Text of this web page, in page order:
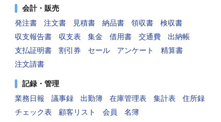
会計・販売
発注書
注文書 見積書 納品書 領収書
検収書
収支報告書
収支表 集金 借用書 交通費
出納帳
支払証明書
割引券 セール アンケート
精算書
注文請書
記録・管理
業務日報
議事録 出勤簿 在庫管理表 集計表
住所録
チェック表
顧客リスト 会員 名簿